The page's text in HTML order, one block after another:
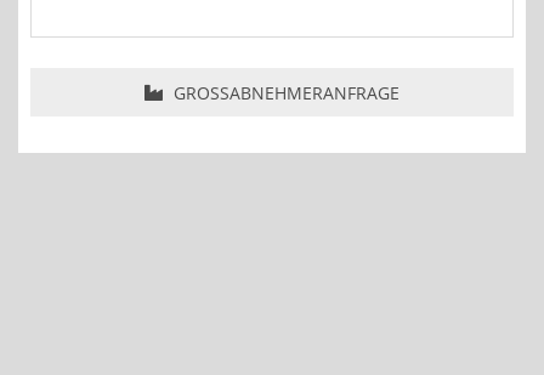
GROSSABNEHMERANFRAGE